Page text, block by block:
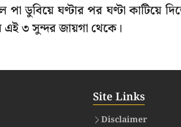
ডুবিয়ে ঘণ্টার পর ঘণ্টা কাটিয়ে
৩ সুন্দর জায়গা থেকে।
Site Links
Disclaimer